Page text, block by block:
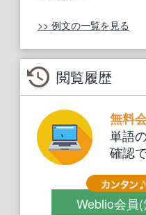
>> 例文の一覧を見る
閲覧履歴
無料
単語
確認
Weblio会員